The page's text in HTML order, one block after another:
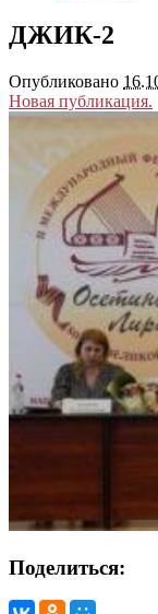
ДЖИК-2
Опубликовано
Новая публикация.
Поделиться: